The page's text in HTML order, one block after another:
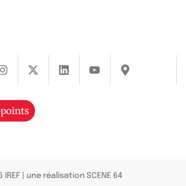
IREF une réalisation SCENE 64